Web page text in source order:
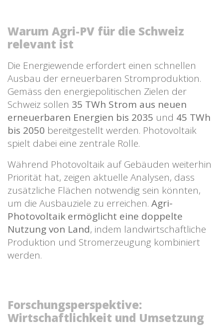
Warum Agri-PV für die Schweiz
relevant ist
Die Energiewende erfordert einen schnellen
Ausbau der erneuerbaren Stromproduktion.
Gemäss den energiepolitischen Zielen der
Schweiz sollen 35 TWh Strom aus neuen
erneuerbaren Energien bis 2035 und 45 TWh
bis 2050 bereitgestellt werden. Photovoltaik
spielt dabei eine zentrale Rolle.
Während Photovoltaik auf Gebäuden weiterhin
Priorität hat, zeigen aktuelle Analysen, dass
zusätzliche Flächen notwendig sein könnten,
um die Ausbauziele zu erreichen. Agri-
Photovoltaik ermöglicht eine doppelte
Nutzung von Land, indem landwirtschaftliche
Produktion und Stromerzeugung kombiniert
werden.
Forschungsperspektive:
Wirtschaftlichkeit und Umsetzung